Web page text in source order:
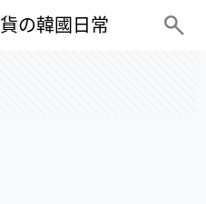
の韓國日常